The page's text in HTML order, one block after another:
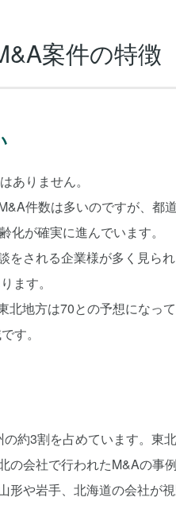
案件の特徴
ありません。
件数は多いのですが、都
が確実に進んでいます。
をされる企業様が多く見ら
ます。
地方は70との予想になっ
す。
約3割を占めています。東
の会社で行われたM&Aの事
形や岩手、北海道の会社が